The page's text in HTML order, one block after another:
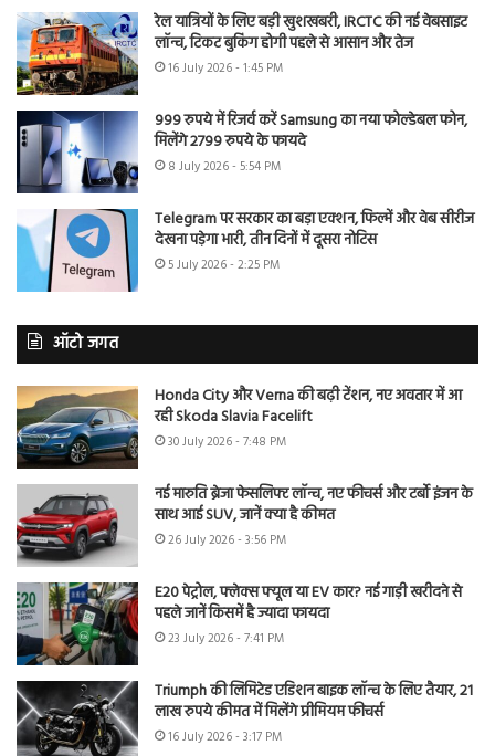
रेल यात्रियों के लिए बड़ी खुशखबरी, IRCTC की नई वेबसाइट
लॉन्च, टिकट बुकिंग होगी पहले से आसान और तेज
16 July 2026 - 1:45 PM
999 रुपये में रिजर्व करें Samsung का नया फोल्डेबल फोन,
मिलेंगे 2799 रुपये के फायदे
8 July 2026 - 5:54 PM
Telegram पर सरकार का बड़ा एक्शन, फिल्में और वेब सीरीज
देखना पड़ेगा भारी, तीन दिनों में दूसरा नोटिस
5 July 2026 - 2:25 PM
ऑटो जगत
Honda City और Verna की बढ़ी टेंशन, नए अवतार में आ
रही Skoda Slavia Facelift
30 July 2026 - 7:48 PM
नई मारुति ब्रेजा फेसलिफ्ट लॉन्च, नए फीचर्स और टर्बो इंजन के
साथ आई SUV, जानें क्या है कीमत
26 July 2026 - 3:56 PM
E20 पेट्रोल, फ्लेक्स फ्यूल या EV कार? नई गाड़ी खरीदने से
पहले जानें किसमें है ज्यादा फायदा
23 July 2026 - 7:41 PM
Triumph की लिमिटेड एडिशन बाइक लॉन्च के लिए तैयार, 21
लाख रुपये कीमत में मिलेंगे प्रीमियम फीचर्स
16 July 2026 - 3:17 PM